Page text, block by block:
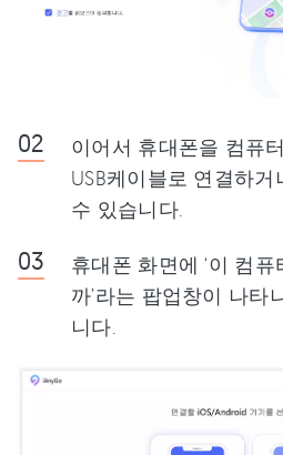
이어서 휴대폰을 컴퓨
USB케이블로 연결하
수 있습니다.
휴대폰 화면에 ‘이 컴
까’라는 팝업창이 나타
니다.